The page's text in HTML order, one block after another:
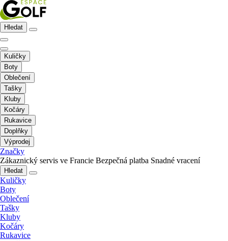
Hledat
Kuličky
Boty
Oblečení
Tašky
Kluby
Kočáry
Rukavice
Doplňky
Výprodej
Značky
Zákaznický servis ve Francie Bezpečná platba Snadné vracení
Hledat
Kuličky
Boty
Oblečení
Tašky
Kluby
Kočáry
Rukavice